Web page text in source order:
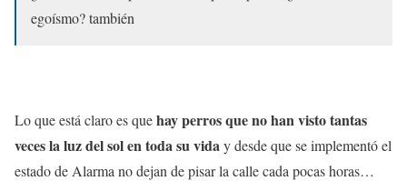
egoísmo? también
Lo que está claro es quehay perros que no han visto tantas
veces la luz del sol en toda su viday desde que se implementó el
estado de Alarma no dejan de pisar la calle cada pocas horas…